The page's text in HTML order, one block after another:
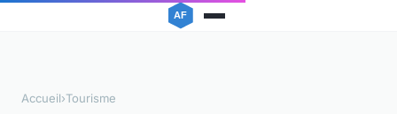
Accueil›Tourisme